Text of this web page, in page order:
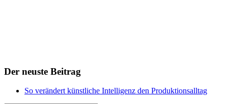
Der neuste Beitrag
So verändert künstliche Intelligenz den Produktionsalltag